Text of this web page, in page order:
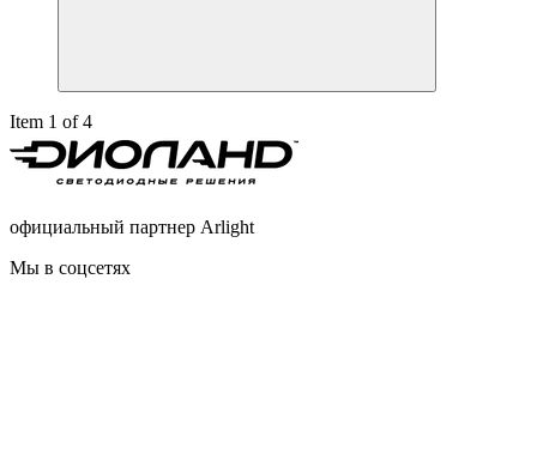
Item 1 of 4
официальный партнер Arlight
Мы в соцсетях